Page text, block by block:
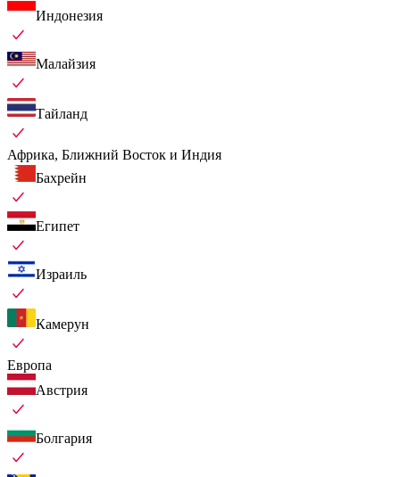
Индонезия
Малайзия
Тайланд
Африка, Ближний Восток и Индия
Бахрейн
Египет
Израиль
Камерун
Европа
Австрия
Болгария